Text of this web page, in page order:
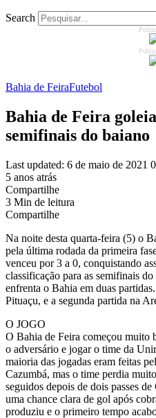
Search
Bahia de FeiraFutebol
Bahia de Feira
semifinais do baiano
Last updated: 6 de maio de 2021
5 anos atrás
Compartilhe
3 Min de leitura
Compartilhe
Na noite desta quarta-feira (5) o
pela última rodada da primeira
venceu por 3 a 0, conquistando
classificação para as semifinais
enfrenta o Bahia em duas
Pituaçu, e a segunda partida na
O JOGO
O Bahia de Feira começou muito
o adversário e jogar o time da
maioria das jogadas eram feitas
Cazumbá, mas o time perdia
seguidos depois de dois passes
uma chance clara de gol após
produziu e o primeiro tempo